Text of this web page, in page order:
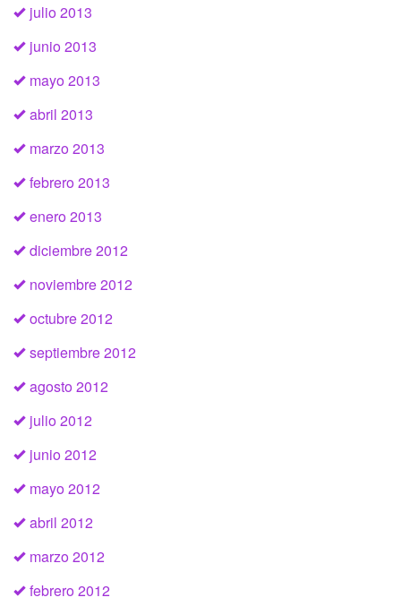
julio 2013
junio 2013
mayo 2013
abril 2013
marzo 2013
febrero 2013
enero 2013
diciembre 2012
noviembre 2012
octubre 2012
septiembre 2012
agosto 2012
julio 2012
junio 2012
mayo 2012
abril 2012
marzo 2012
febrero 2012